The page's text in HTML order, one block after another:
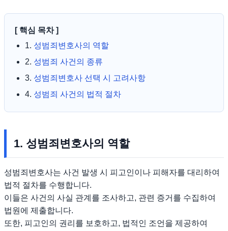
[ 핵심 목차 ]
1. 성범죄변호사의 역할
2. 성범죄 사건의 종류
3. 성범죄변호사 선택 시 고려사항
4. 성범죄 사건의 법적 절차
1. 성범죄변호사의 역할
성범죄변호사는 사건 발생 시 피고인이나 피해자를 대리하여
법적 절차를 수행합니다.
이들은 사건의 사실 관계를 조사하고, 관련 증거를 수집하여
법원에 제출합니다.
또한, 피고인의 권리를 보호하고, 법적인 조언을 제공하여